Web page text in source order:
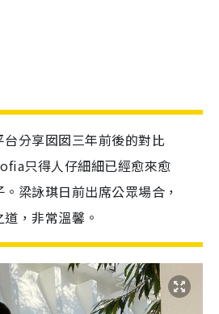
分享囡囡三年前後的對比
只得人仔細細已經愈來愈
梁詠琪日前出席公眾場合，
，非常溫馨。